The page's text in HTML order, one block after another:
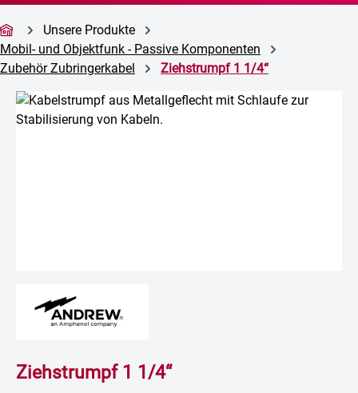
Unsere Produkte
Mobil- und Objektfunk - Passive Komponenten
Zubehör Zubringerkabel
Ziehstrumpf 1 1/4“
Bildergalerie überspringen
Ziehstrumpf 1 1/4“